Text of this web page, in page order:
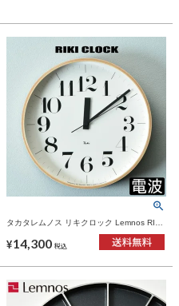
タカタレムノス リキクロック Lemnos RIKI
け時計
¥14,300 税込